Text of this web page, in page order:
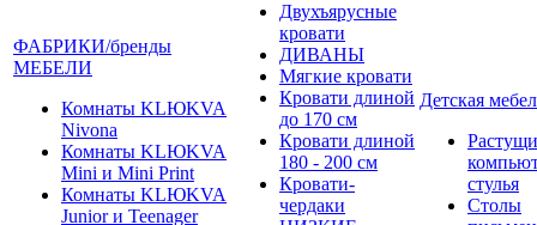
ФАБРИКИ/бренды
МЕБЕЛИ
Комнаты KLЮKVA
Nivona
Комнаты KLЮKVA
Mini и Mini Print
Комнаты KLЮKVA
Junior и Teenager
Двухъярусные
кровати
ДИВАНЫ
Мягкие кровати
Кровати длиной
до 170 см
Кровати длиной
180 - 200 см
Кровати-
чердаки
Детская
стулья
Столы